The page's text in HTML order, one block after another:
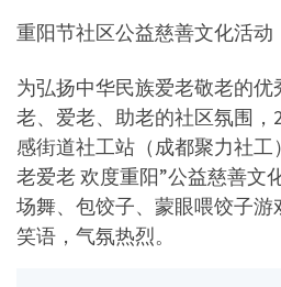
重阳节社区公益慈善文化活动
为弘扬中华民族爱老敬老的
老、爱老、助老的社区氛围，
感街道社工站（成都聚力社工
老爱老 欢度重阳”公益慈善文
场舞、包饺子、蒙眼喂饺子
笑语，气氛热烈。